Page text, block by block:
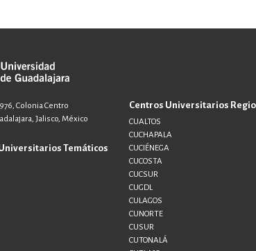
Colonia Centro
Jalisco, México
Temáticos
Centros Universitarios
CUALTOS
CUCHAPALA
CUCIÉNEGA
CUCOSTA
CUCSUR
CUGDL
CULAGOS
CUNORTE
CUSUR
CUTONALÁ